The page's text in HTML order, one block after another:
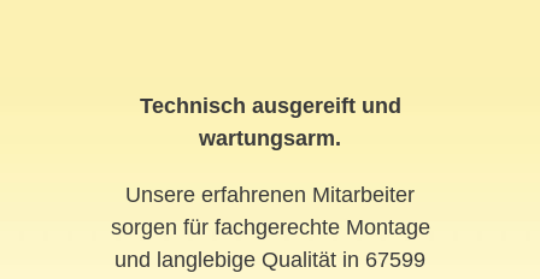
Technisch ausgereift und
wartungsarm.
Unsere erfahrenen Mitarbeiter
sorgen für fachgerechte Montage
und langlebige Qualität in 67599